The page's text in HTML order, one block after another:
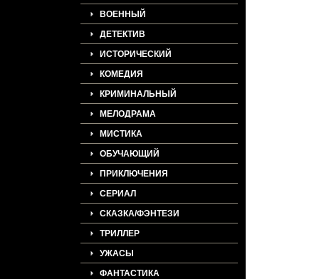
ВОЕННЫЙ
ДЕТЕКТИВ
ИСТОРИЧЕСКИЙ
КОМЕДИЯ
КРИМИНАЛЬНЫЙ
МЕЛОДРАМА
МИСТИКА
ОБУЧАЮЩИЙ
ПРИКЛЮЧЕНИЯ
СЕРИАЛ
СКАЗКА/ФЭНТЕЗИ
ТРИЛЛЕР
УЖАСЫ
ФАНТАСТИКА